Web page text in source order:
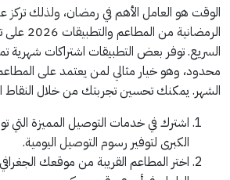
الوقت هو العامل الأهم في رمضان، ولذلك
الرمضانية
السريع. توفر بعض التطبيقات اشتراكات شهرية
محدود، وهو خيار مثالي لمن يعتمد على
الشهر. يمكنك تحسين تجربتك من خلال النقاط
اشترك في خدمات التوصيل المميزة التي
الكبرى لتوفير رسوم التوصيل اليومية.
اختر المطاعم القريبة من موقعك